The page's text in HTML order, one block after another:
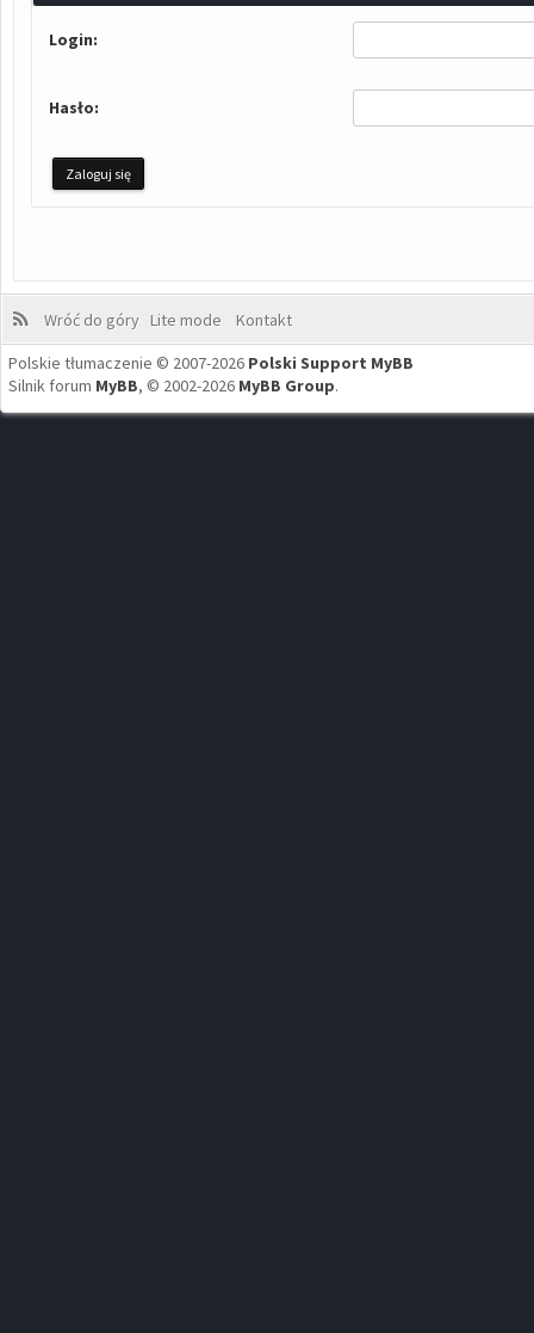
Login:
Hasło:
Wróć do góry Lite mode
Kontakt
Polskie tłumaczenie © 2007-2026 Polski Support MyBB
Silnik forum MyBB, © 2002-2026 MyBB Group.